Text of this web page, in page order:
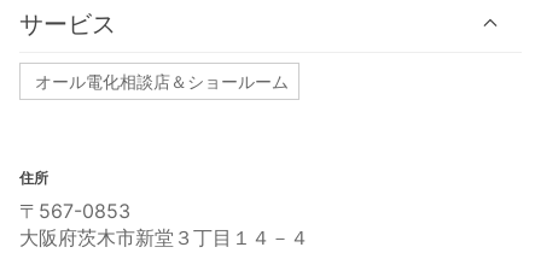
サービス
オール電化相談店＆ショールーム
住所
〒567-0853
大阪府茨木市新堂３丁目１４－４